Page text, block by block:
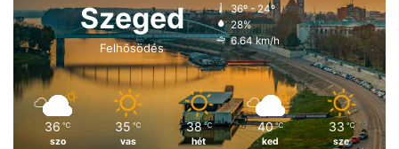
Szeged
Felhősödés
36º - 24º
28%
6.64 km/h
36 ℃
szo
35 ℃
vas
38 ℃
hét
40 ℃
ked
33 ℃
sze